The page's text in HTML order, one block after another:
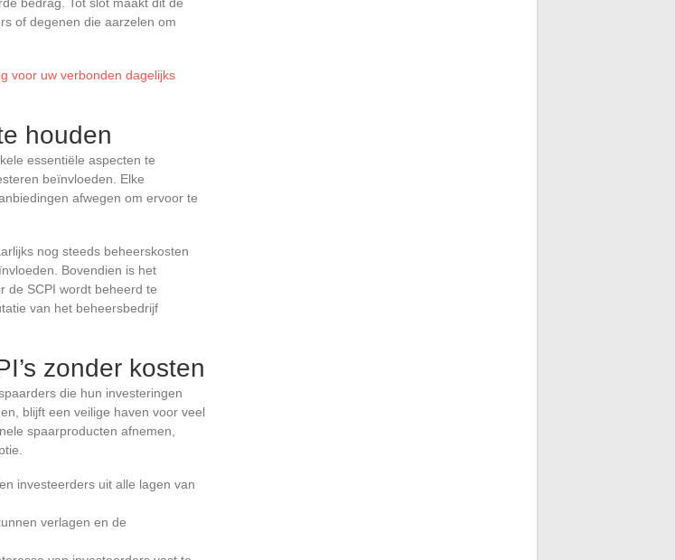
of degenen die aarzelen om
voor uw verbonden dagelijks
houden
essentiële aspecten te
beïnvloeden. Elke
afwegen om ervoor te
nog steeds beheerskosten
Bovendien is het
de SCPI wordt beheerd te
van het beheersbedrijf
zonder kosten
die hun investeringen
blijft een veilige haven voor veel
spaarproducten afnemen,
investeerders uit alle lagen van
verlagen en de